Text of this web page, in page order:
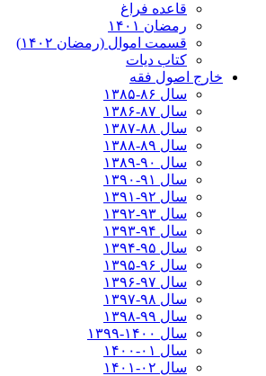
قاعده فراغ
رمضان ۱۴۰۱
قسمت اموال (رمضان ۱۴۰۲)
کتاب دیات
خارج اصول فقه
سال ۸۶-۱۳۸۵
سال ۸۷-۱۳۸۶
سال ۸۸-۱۳۸۷
سال ۸۹-۱۳۸۸
سال ۹۰-۱۳۸۹
سال ۹۱-۱۳۹۰
سال ۹۲-۱۳۹۱
سال ۹۳-۱۳۹۲
سال ۹۴-۱۳۹۳
سال ۹۵-۱۳۹۴
سال ۹۶-۱۳۹۵
سال ۹۷-۱۳۹۶
سال ۹۸-۱۳۹۷
سال ۹۹-۱۳۹۸‍
سال ۱۴۰۰-۱۳۹۹
سال ۰۱-۱۴۰۰
سال ۰۲-۱۴۰۱